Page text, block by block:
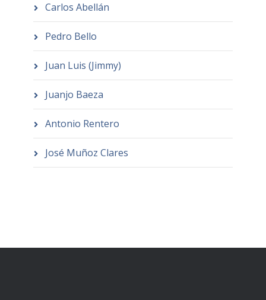
Carlos Abellán
Pedro Bello
Juan Luis (Jimmy)
Juanjo Baeza
Antonio Rentero
José Muñoz Clares